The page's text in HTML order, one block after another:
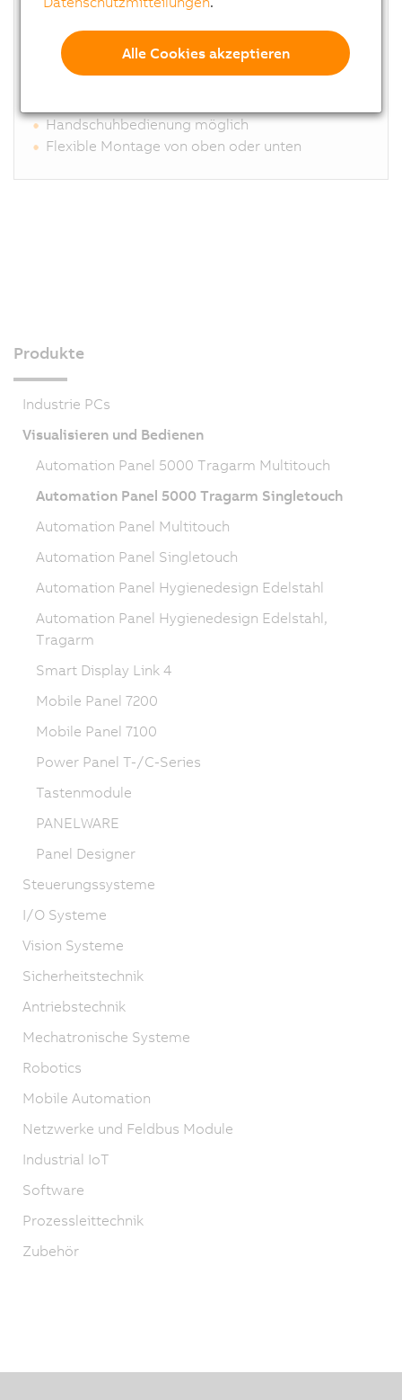
Anschlüsse für DVI, SDL, SDL3
Hochwertige, kratzfeste Oberfläche ohne
Schmutzkanten
Handschuhbedienung möglich
Flexible Montage von oben oder unten
Produkte
Industrie PCs
Visualisieren und Bedienen
Automation Panel 5000 Tragarm Multitouch
Automation Panel 5000 Tragarm Singletouch
Automation Panel Multitouch
Automation Panel Singletouch
Automation Panel Hygienedesign Edelstahl
Automation Panel Hygienedesign Edelstahl,
Tragarm
Smart Display Link 4
Mobile Panel 7200
Mobile Panel 7100
Power Panel T-/C-Series
Tastenmodule
PANELWARE
Panel Designer
Steuerungssysteme
I/O Systeme
Vision Systeme
Sicherheitstechnik
Antriebstechnik
Mechatronische Systeme
Robotics
Mobile Automation
Netzwerke und Feldbus Module
Industrial IoT
Software
Prozessleittechnik
Zubehör
Alle Cookies akzeptieren